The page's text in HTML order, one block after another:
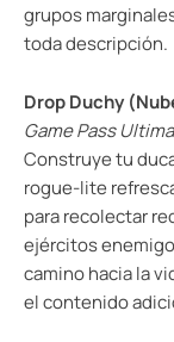
grupos
toda descripción.
Drop Duchy
Game Pass
Construye tu
rogue-lite
para recolectar
ejércitos
camino hacia la
el contenido